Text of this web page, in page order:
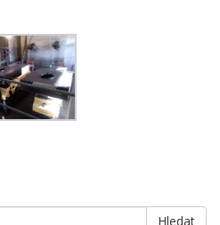
Hledat